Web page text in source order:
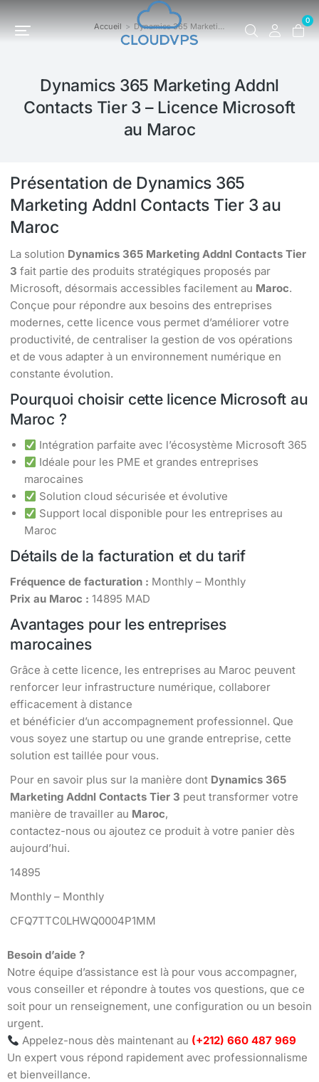
0
Vous êtes ici : Accueil Dynamics 365 Marketi…
Dynamics 365 Marketing Addnl
Contacts Tier 3 – Licence Microsoft
au Maroc
Présentation de Dynamics 365
Marketing Addnl Contacts Tier 3 au
Maroc
La solution Dynamics 365 Marketing Addnl Contacts Tier
3 fait partie des produits stratégiques proposés par
Microsoft, désormais accessibles facilement au Maroc.
Conçue pour répondre aux besoins des entreprises
modernes, cette licence vous permet d’améliorer votre
productivité, de centraliser la gestion de vos opérations
et de vous adapter à un environnement numérique en
constante évolution.
Pourquoi choisir cette licence Microsoft au
Maroc ?
Intégration parfaite avec l’écosystème Microsoft 365
Idéale pour les PME et grandes entreprises
marocaines
Solution cloud sécurisée et évolutive
Support local disponible pour les entreprises au
Maroc
Détails de la facturation et du tarif
Fréquence de facturation : Monthly – Monthly
Prix au Maroc : 14895 MAD
Avantages pour les entreprises
marocaines
Grâce à cette licence, les entreprises au Maroc peuvent
renforcer leur infrastructure numérique, collaborer
efficacement à distance
et bénéficier d’un accompagnement professionnel. Que
vous soyez une startup ou une grande entreprise, cette
solution est taillée pour vous.
Pour en savoir plus sur la manière dont Dynamics 365
Marketing Addnl Contacts Tier 3 peut transformer votre
manière de travailler au Maroc,
contactez-nous ou ajoutez ce produit à votre panier dès
aujourd’hui.
14895
Monthly – Monthly
CFQ7TTC0LHWQ0004P1MM
Besoin d’aide ?
Notre équipe d’assistance est là pour vous accompagner,
vous conseiller et répondre à toutes vos questions, que ce
soit pour un renseignement, une configuration ou un besoin
urgent.
Appelez-nous dès maintenant au (+212) 660 487 969
Un expert vous répond rapidement avec professionnalisme
et bienveillance.